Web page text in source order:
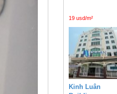
19 usd/m²
Kinh Luân